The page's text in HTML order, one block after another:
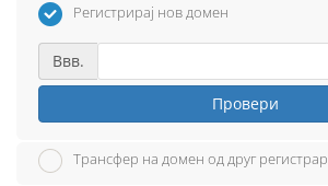
Регистрирај нов домен
Ввв.
Провери
Трансфер на домен од друг регистрар